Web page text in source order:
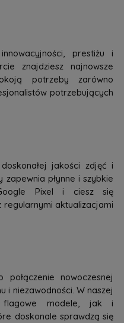
prestiżu i
znajdziesz najnowsze
potrzeby zarówno
potrzebujących
jakości zdjęć i
płynne i szybkie
Pixel i ciesz się
regularnymi aktualizacjami
nowoczesnej
i niezawodności. W naszej
flagowe modele, jak i
doskonale sprawdzą się